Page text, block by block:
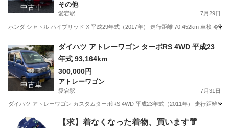
中古車 その他
愛宕駅 7月29日
ホンダ シャトル ハイブリッド X 平成29年式（2017年） 走行距離 70,452km 車検 令
愛宕駅 その他 シャトル
中古車
ダイハツ アトレーワゴン ターボRS 4WD 平成23
年式 93,164km
300,000円
アトレーワゴン
愛宕駅 7月31日
ダイハツ アトレーワゴン カスタムターボRS 4WD 平成23年式（2011年） 走行距離:
千葉 野田市 愛宕駅 アトレーワゴン ターボ
【求】着なくなった着物、買います👘